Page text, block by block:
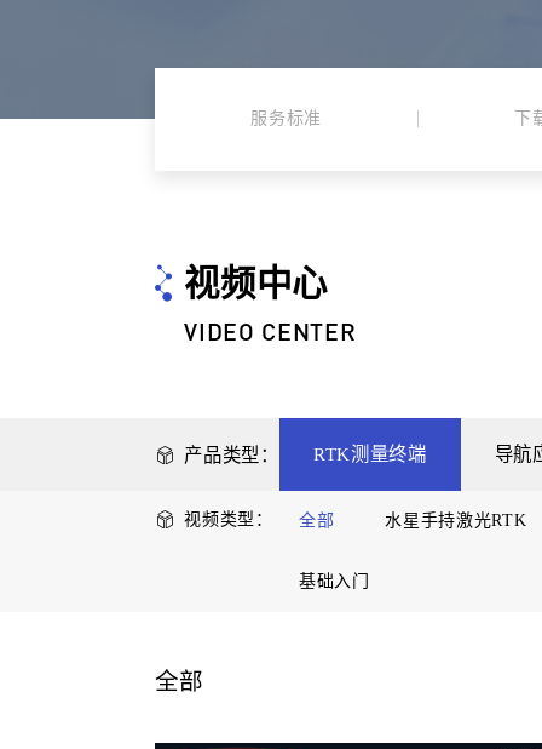
服务标准 下
视频中心
VIDEO CENTER
产品类型： RTK测量终端 导航
视频类型： 全部 水星手持激光RTK
基础入门
全部